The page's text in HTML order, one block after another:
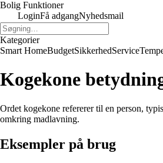
Bolig Funktioner
LoginFå adgangNyhedsmail
Kategorier
Smart HomeBudgetSikkerhedService
Kogekone
Ordet kogekone refererer til en person,
omkring madlavning.
Eksempler på brug